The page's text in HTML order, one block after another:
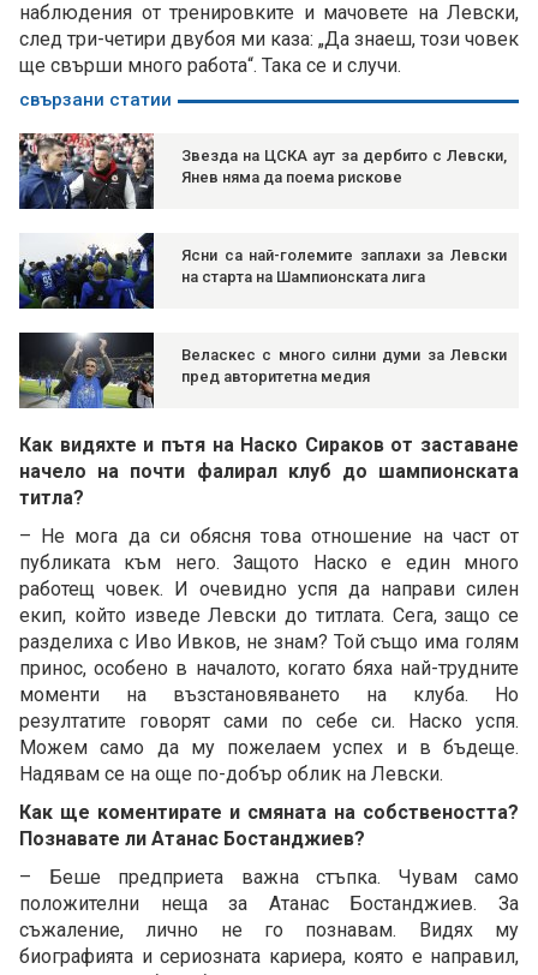
наблюдения от тренировките и мачовете на Левски,
след три-четири двубоя ми каза: „Да знаеш, този човек
ще свърши много работа“. Така се и случи.
свързани статии
Звезда на ЦСКА аут за дербито с Левски,
Янев няма да поема рискове
Ясни са най-големите заплахи за Левски
на старта на Шампионската лига
Веласкес с много силни думи за Левски
пред авторитетна медия
Как видяхте и пътя на Наско Сираков от заставане
начело на почти фалирал клуб до шампионската
титла?
– Не мога да си обясня това отношение на част от
публиката към него. Защото Наско е един много
работещ човек. И очевидно успя да направи силен
екип, който изведе Левски до титлата. Сега, защо се
разделиха с Иво Ивков, не знам? Той също има голям
принос, особено в началото, когато бяха най-трудните
моменти на възстановяването на клуба. Но
резултатите говорят сами по себе си. Наско успя.
Можем само да му пожелаем успех и в бъдеще.
Надявам се на още по-добър облик на Левски.
Как ще коментирате и смяната на собствеността?
Познавате ли Атанас Бостанджиев?
– Беше предприета важна стъпка. Чувам само
положителни неща за Атанас Бостанджиев. За
съжаление, лично не го познавам. Видях му
биографията и сериозната кариера, която е направил,